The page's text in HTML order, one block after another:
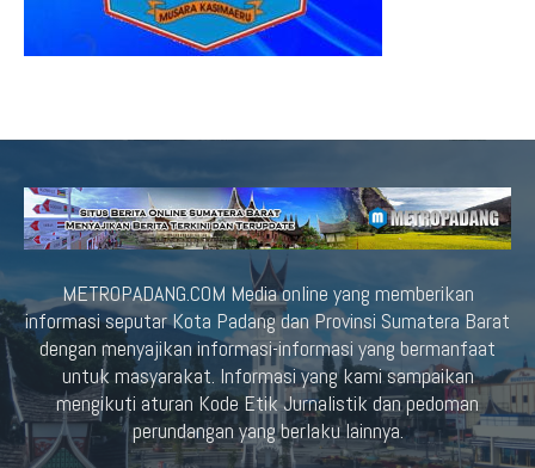
METROPADANG.COM Media online yang memberikan
informasi seputar Kota Padang dan Provinsi Sumatera Barat
dengan menyajikan informasi-informasi yang bermanfaat
untuk masyarakat. Informasi yang kami sampaikan
mengikuti aturan Kode Etik Jurnalistik dan pedoman
perundangan yang berlaku lainnya.